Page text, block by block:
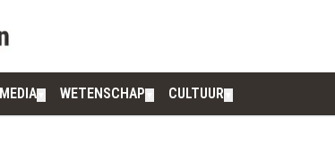
MEDIA WETENSCHAP CULTUUR